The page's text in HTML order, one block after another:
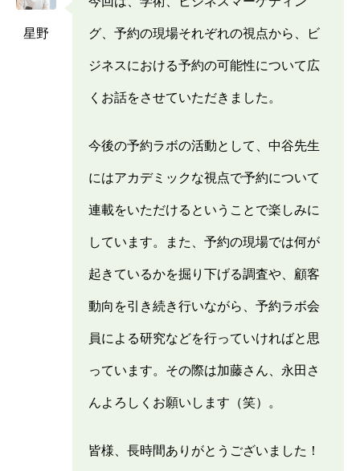
星野 グ、予約の現場それぞれの視点から、ビ
ジネスにおける予約の可能性について広
くお話をさせていただきました。
今後の予約ラボの活動として、中谷先生
にはアカデミックな視点で予約について
連載をいただけるということで楽しみに
しています。また、予約の現場では何が
起きているかを掘り下げる調査や、顧客
動向を引き続き行いながら、予約ラボ会
員による研究などを行っていければと思
っています。その際は加藤さん、永田さ
んよろしくお願いします（笑）。
皆様、長時間ありがとうございました！